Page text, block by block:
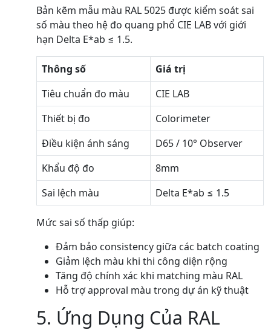
Bản kẽm mẫu màu RAL 5025 được kiểm soát sai
số màu theo hệ đo quang phổ CIE LAB với giới
hạn Delta E*ab ≤ 1.5.
Thông số
Giá trị
Tiêu chuẩn đo màu
CIE LAB
Thiết bị đo
Colorimeter
Điều kiện ánh sáng
D65 / 10° Observer
Khẩu độ đo
8mm
Sai lệch màu
Delta E*ab ≤ 1.5
Mức sai số thấp giúp:
Đảm bảo consistency giữa các batch coating
Giảm lệch màu khi thi công diện rộng
Tăng độ chính xác khi matching màu RAL
Hỗ trợ approval màu trong dự án kỹ thuật
5. Ứng Dụng Của RAL